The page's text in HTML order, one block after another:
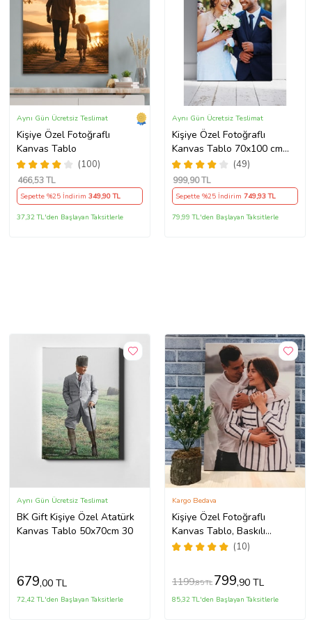
Kişiye Özel Fotoğraflı
Kanvas Tablo
(100)
Aynı Gün Ücretsiz Teslimat
466,53 TL
Sepette %25 İndirim 349,90 TL
37,32 TL'den Başlayan Taksitlerle
Kişiye Özel Fotoğraflı
Kanvas Tablo 70x100 cm
Dev Boy Duvar Tablosu –
Sevgiliye, Aileye & Ev
Hediyesi
(49)
Aynı Gün Ücretsiz Teslimat
999,90 TL
Sepette %25 İndirim 749,93 TL
79,99 TL'den Başlayan Taksitlerle
BK Gift Kişiye Özel Atatürk
Kanvas Tablo 50x70cm 30
Aynı Gün Ücretsiz Teslimat
679,00 TL
72,42 TL'den Başlayan Taksitlerle
Kişiye Özel Fotoğraflı
Kanvas Tablo, Baskılı
Hediye Tablo, Seni
(10)
Kargo Bedava
1199,85 TL 799,90 TL
85,32 TL'den Başlayan Taksitlerle